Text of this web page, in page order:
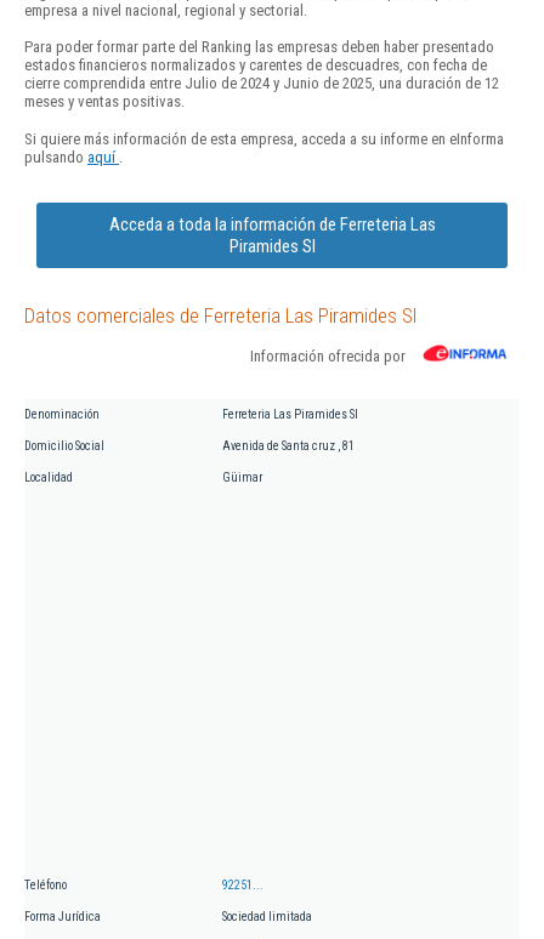
empresa a nivel nacional, regional y sectorial.
Para poder formar parte del Ranking las empresas deben haber presentado
estados financieros normalizados y carentes de descuadres, con fecha de
cierre comprendida entre Julio de 2024 y Junio de 2025, una duración de 12
meses y ventas positivas.
Si quiere más información de esta empresa, acceda a su informe en eInforma
pulsando aquí
Acceda a toda la información de Ferreteria Las
Piramides Sl
Datos comerciales de Ferreteria Las Piramides Sl
Información ofrecida por
Denominación Ferreteria Las Piramides Sl
Domicilio Social Avenida de Santa cruz , 81
Localidad Güimar
Teléfono 92251...
Forma Jurídica Sociedad limitada